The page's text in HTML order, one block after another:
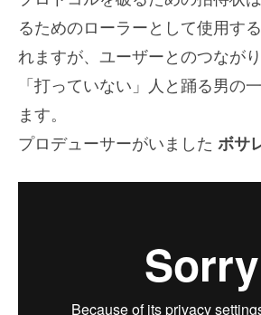
るためのローラーとして使用す
れますが、ユーザーとのつなが
「打っていない」人と踊る男の
ます。
プロデューサーがいました ボサ